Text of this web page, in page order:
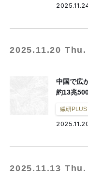
2025.11.20 Thu.
中国で広
約13兆
繊研PLUS
2025.11.13 Thu.